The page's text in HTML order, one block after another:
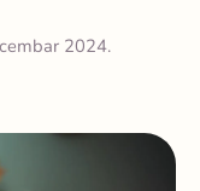
2024.